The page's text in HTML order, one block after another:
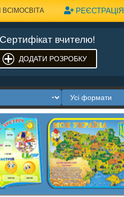
РЕЄСТРАЦІЯ
Сертифікат вчителю!
ДОДАТИ РОЗРОБКУ